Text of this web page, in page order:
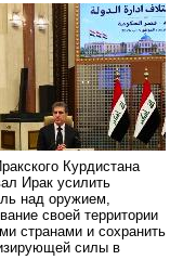
Курдистана
Ирак усилить
над оружием,
своей территории
странами и сохранить
силы в